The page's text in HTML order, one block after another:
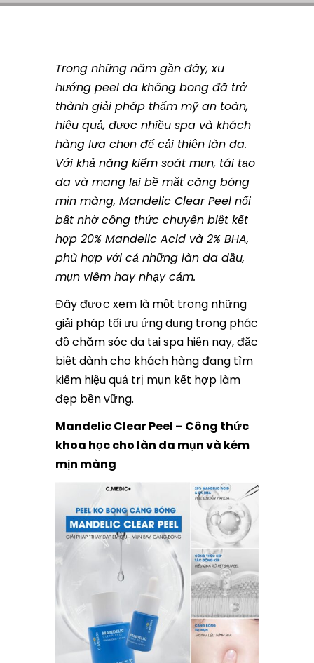
Trong những năm gần đây, xu
hướng peel da không bong đã trở
thành giải pháp thẩm mỹ an toàn,
hiệu quả, được nhiều spa và khách
hàng lựa chọn để cải thiện làn da.
Với khả năng kiểm soát mụn, tái tạo
da và mang lại bề mặt căng bóng
mịn màng, Mandelic Clear Peel nổi
bật nhờ công thức chuyên biệt kết
hợp 20% Mandelic Acid và 2% BHA,
phù hợp với cả những làn da dầu,
mụn viêm hay nhạy cảm.
Đây được xem là một trong những
giải pháp tối ưu ứng dụng trong phác
đồ chăm sóc da tại spa hiện nay, đặc
biệt dành cho khách hàng đang tìm
kiếm hiệu quả trị mụn kết hợp làm
đẹp bền vững.
Mandelic Clear Peel – Công thức
khoa học cho làn da mụn và kém
mịn màng